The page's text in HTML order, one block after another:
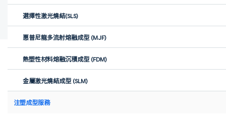
選擇性激光燒結(SLS)
惠普尼龍多流射熔融成型 (MJF)
熱塑性材料熔融沉積成型 (FDM)
金屬激光燒結成型 (SLM)
注塑成型服務
Xometry·Dec 9, 2025
我們是蘇黎世聯邦理工學院（ETH Zurich）的工程學學生，背後發
造成的13%二氧化碳排放的倡議。